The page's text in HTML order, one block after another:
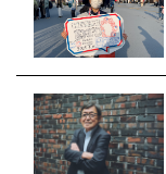
初めての方へ
Q&A
企業担当の方へ
企業ログイン